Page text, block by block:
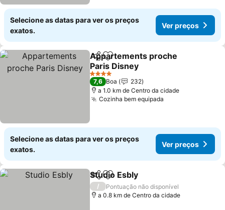
Selecione as datas para ver os preços
exatos.
Ver preços
PartilharAdicionar aos favoritos
Appartements proche
Paris Disney
4 Estrelas
7,6 Boa
232
a 1.0 km de Centro da cidade
Cozinha bem equipada
Selecione as datas para ver os preços
exatos.
Ver preços
PartilharAdicionar aos favoritos
Studio Esbly
/
Pontuação não disponível
a 0.8 km de Centro da cidade